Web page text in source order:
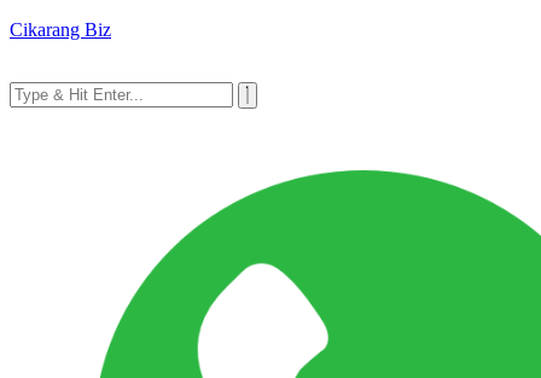
Cikarang Biz